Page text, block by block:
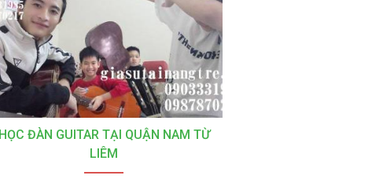
HỌC ĐÀN GUITAR TẠI QUẬN NAM TỪ
LIÊM